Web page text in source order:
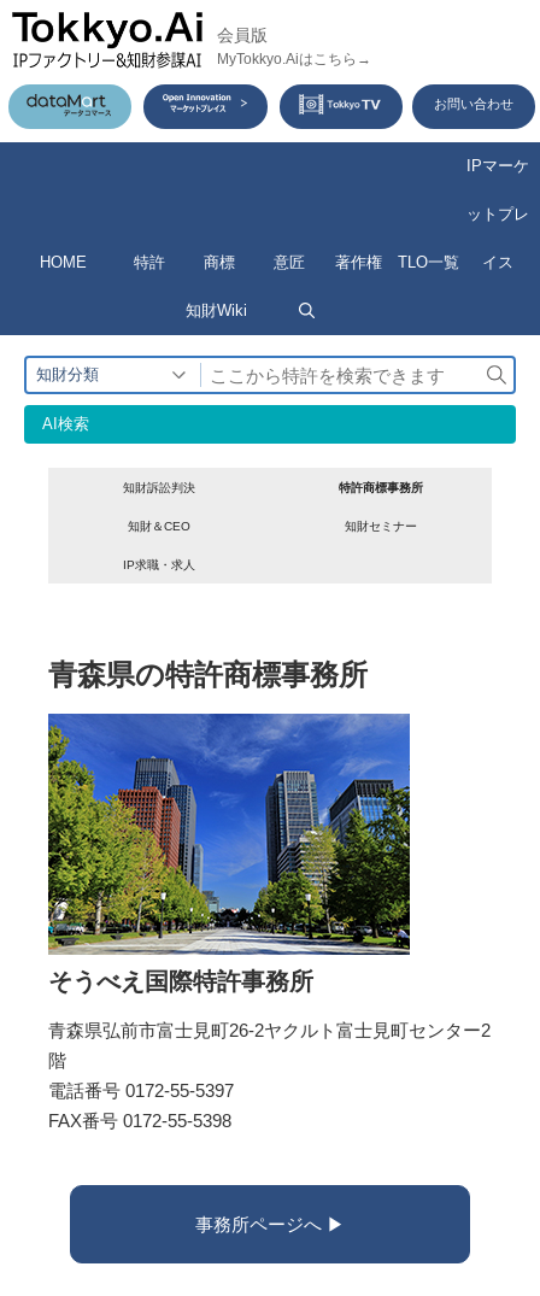
コ
ン
テ
ン
プ
会員版
MyTokkyo.Aiはこちら→
お問い合わせ
HOME 特許 商標 意匠 著作権 TLO一覧
IPマーケ
ットプレ
イス
知財Wiki
知財分類
検
索
AI検索
知財訴訟判決 特許商標事務所
知財＆CEO 知財セミナー
IP求職・求人
青森県の特許商標事務所
そうべえ国際特許事務所
青森県弘前市富士見町26-2ヤクルト富士見町センター2
階
電話番号 0172-55-5397
FAX番号 0172-55-5398
事務所ページへ ▶︎